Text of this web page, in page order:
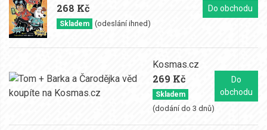
268 Kč
Skladem (odeslání ihned)
Do obchodu
Kosmas.cz
269 Kč
Skladem
(dodání do 3 dnů)
Do
obchodu